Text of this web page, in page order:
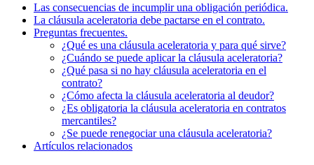
Las consecuencias de incumplir una obligación periódica.
La cláusula aceleratoria debe pactarse en el contrato.
Preguntas frecuentes.
¿Qué es una cláusula aceleratoria y para qué sirve?
¿Cuándo se puede aplicar la cláusula aceleratoria?
¿Qué pasa si no hay cláusula aceleratoria en el
contrato?
¿Cómo afecta la cláusula aceleratoria al deudor?
¿Es obligatoria la cláusula aceleratoria en contratos
mercantiles?
¿Se puede renegociar una cláusula aceleratoria?
Artículos relacionados